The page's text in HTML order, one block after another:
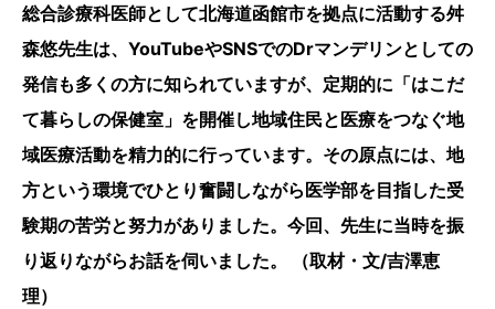
総合診療科医師として北海道函館市を拠点に活動する舛
森悠先生は、YouTubeやSNSでのDrマンデリンとしての
発信も多くの方に知られていますが、定期的に「はこだ
て暮らしの保健室」を開催し地域住民と医療をつなぐ地
域医療活動を精力的に行っています。その原点には、地
方という環境でひとり奮闘しながら医学部を目指した受
験期の苦労と努力がありました。今回、先生に当時を振
り返りながらお話を伺いました。 （取材・文/吉澤恵
理）